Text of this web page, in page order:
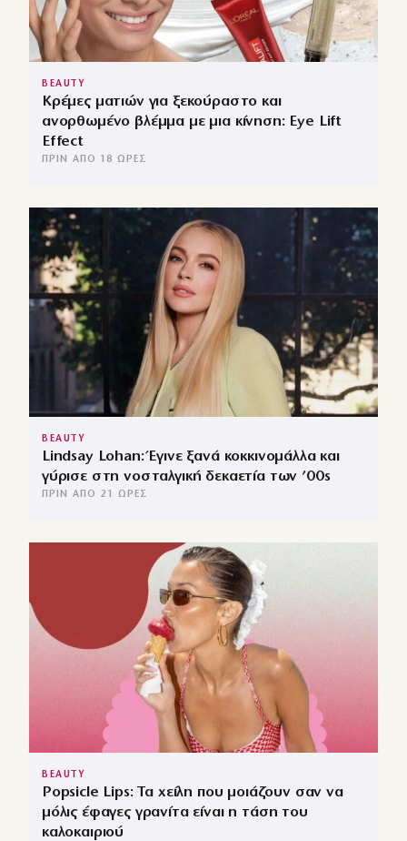
BEAUTY
Κρέμες ματιών για ξεκούραστο και
ανορθωμένο βλέμμα με μια κίνηση: Eye Lift
Effect
ΠΡΙΝ ΑΠΌ 18 ΏΡΕΣ
BEAUTY
Lindsay Lohan: Έγινε ξανά κοκκινομάλλα και
γύρισε στη νοσταλγική δεκαετία των ’00s
ΠΡΙΝ ΑΠΌ 21 ΏΡΕΣ
BEAUTY
Popsicle Lips: Τα χείλη που μοιάζουν σαν να
μόλις έφαγες γρανίτα είναι η τάση του
καλοκαιριού